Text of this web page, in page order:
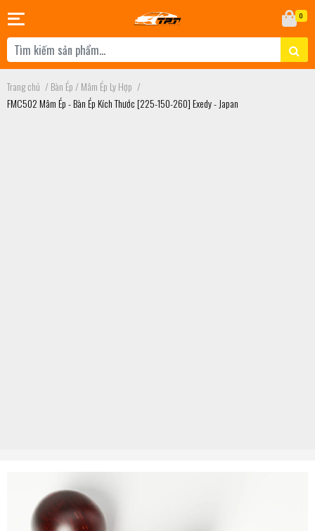
0
Trang chủ /Bàn Ép / Mâm Ép Ly Hợp /
FMC502 Mâm Ép - Bàn Ép Kích Thước [225-150-260] Exedy - Japan